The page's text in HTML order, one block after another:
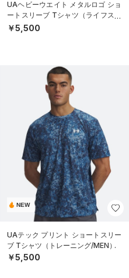
UAヘビーウエイト メタルロゴ ショ
ートスリーブ Tシャツ（ライフスタ
イル/MEN）
￥5,500
NEW
UAテック プリント ショートスリー
ブ Tシャツ（トレーニング/MEN）
￥5,500